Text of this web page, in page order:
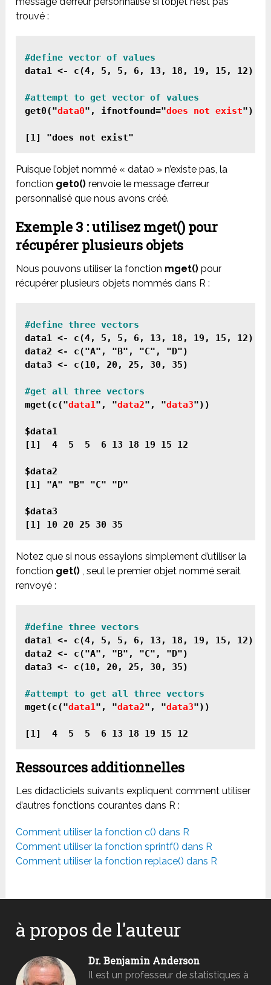
trouvé :
data1 <- c(4, 5, 5, 6, 13, 18, 19, 15, 12)
get0("data0", ifnotfound="does not exist")
Puisque l’objet nommé « data0 » n’existe pas, la
fonction get0() renvoie le message d’erreur
personnalisé que nous avons créé.
Exemple 3 : utilisez mget() pour
récupérer plusieurs objets
Nous pouvons utiliser la fonction mget() pour
récupérer plusieurs objets nommés dans R :
data1 <- c(4, 5, 5, 6, 13, 18, 19, 15, 12)
data2 <- c("A", "B", "C", "D")
data3 <- c(10, 20, 25, 30, 35)
mget(c("data1", "data2", "data3"))
$data1
[1]  4  5  5  6 13 18 19 15 12
$data2
[1] "A" "B" "C" "D"
$data3
Notez que si nous essayions simplement d’utiliser la
fonction get() , seul le premier objet nommé serait
renvoyé :
data1 <- c(4, 5, 5, 6, 13, 18, 19, 15, 12)
data2 <- c("A", "B", "C", "D")
data3 <- c(10, 20, 25, 30, 35)
mget(c("data1", "data2", "data3"))
Ressources additionnelles
Les didacticiels suivants expliquent comment utiliser
d’autres fonctions courantes dans R :
Comment utiliser la fonction c() dans R
Comment utiliser la fonction sprintf() dans R
Comment utiliser la fonction replace() dans R
à propos de l'auteur
Dr. Benjamin Anderson
Il est un professeur de statistiques à